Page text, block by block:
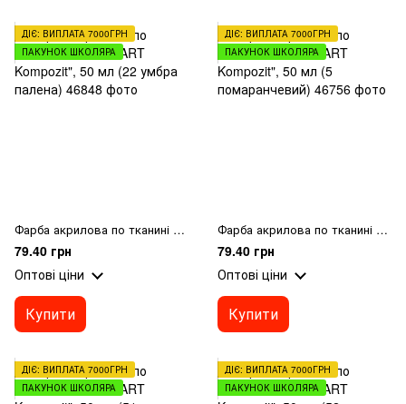
ДІЄ: ВИПЛАТА 7000ГРН
ПАКУНОК ШКОЛЯРА
Фарба акрилова по тканині MAMBO "ART Kompozit", 50 мл (22 умбра палена)
79.40 грн
Оптові ціни
Купити
ДІЄ: ВИПЛАТА 7000ГРН
ПАКУНОК ШКОЛЯРА
Фарба акрилова по тканині MAMBO "ART Kompozit", 50 мл (5 помаранчевий)
79.40 грн
Оптові ціни
Купити
ДІЄ: ВИПЛАТА 7000ГРН
ПАКУНОК ШКОЛЯРА
ДІЄ: ВИПЛАТА 7000ГРН
ПАКУНОК ШКОЛЯРА